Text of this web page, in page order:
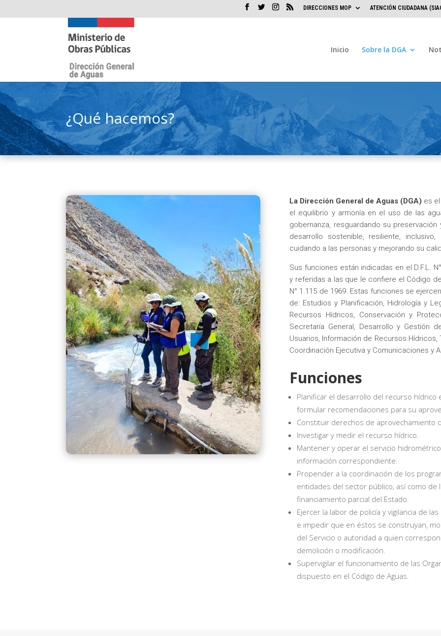
DIRECCIONES MOP ATENCIÓN CIUDADANA
Inicio Sobre la DGA
¿Qué hacemos?
La Dirección General de Aguas (DGA) es
el equilibrio y armonía en el uso de las
gobernanza, resguardando su
desarrollo sostenible, resiliente,
cuidando a las personas y mejorando su
Sus funciones están indicadas en el D.F.L.
y referidas a las que le confiere el Código de
N° 1.115 de 1969. Estas funciones se
de: Estudios y Planificación, Hidrología y
Recursos Hídricos, Conservación y
Secretaría General, Desarrollo y Gestión
Usuarios, Información de Recursos
Coordinación Ejecutiva y Comunicaciones y
Funciones
Planificar el desarrollo del recurso
formular recomendaciones para su
Constituir derechos de aprovechamiento
Investigar y medir el recurso hídrico.
Mantener y operar el servicio
información correspondiente.
Propender a la coordinación de los
entidades del sector público, así como
financiamiento parcial del Estado.
Ejercer la labor de policía y vigilancia de
e impedir que en éstos se construyan,
del Servicio o autoridad a quien
demolición o modificación.
Supervigilar el funcionamiento de las
dispuesto en el Código de Aguas.